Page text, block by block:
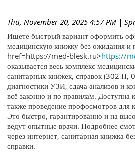
Thu, November 20, 2025 4:57 PM |
Ищете быстрый вариант оформить
медицинскую книжку без ожидания и
href=https://med-blesk.ru>https://
оказывается весь комплекс
санитарных книжек, справок (302
диагностики УЗИ, сдача анализов и
всё законно и по правилам. Доступна
также проведение профосмотров для
Это быстро, гарантированно и на
ведут опытные врачи. Подробнее
через интернет, санитарная книжка
справки.